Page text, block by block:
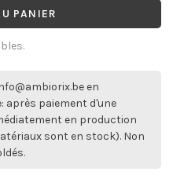
PANIER
en
après paiement d'une
en production
sont en stock). Non